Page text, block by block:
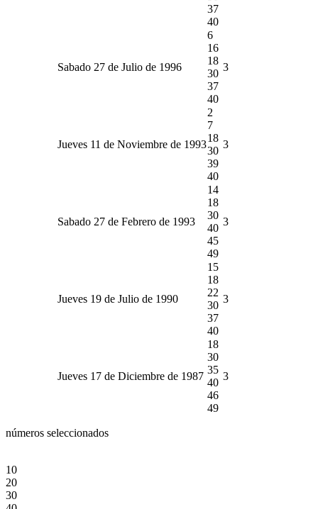
37
40
Sabado 27 de Julio de 1996
6
16
18
30
37
40
3
Jueves 11 de Noviembre de 1993
2
7
18
30
39
40
3
Sabado 27 de Febrero de 1993
14
18
30
40
45
49
3
Jueves 19 de Julio de 1990
15
18
22
30
37
40
3
Jueves 17 de Diciembre de 1987
18
30
35
40
46
49
3
números seleccionados
10
20
30